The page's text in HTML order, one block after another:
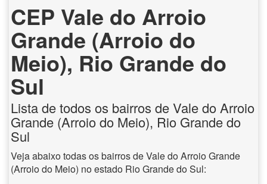
CEP Vale do Arroio
Grande (Arroio do
Meio), Rio Grande do
Sul
Lista de todos os bairros de Vale do Arroio
Grande (Arroio do Meio), Rio Grande do
Sul
Veja abaixo todas os bairros de Vale do Arroio Grande
(Arroio do Meio) no estado Rio Grande do Sul: